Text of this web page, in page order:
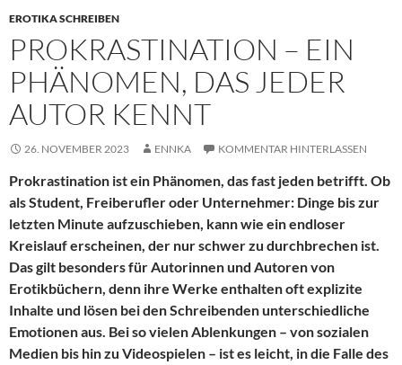
EROTIKA SCHREIBEN
PROKRASTINATION – EIN
PHÄNOMEN, DAS JEDER
AUTOR KENNT
26. NOVEMBER 2023 ENNKA KOMMENTAR HINTERLASSEN
Prokrastination ist ein Phänomen, das fast jeden betrifft. Ob
als Student, Freiberufler oder Unternehmer: Dinge bis zur
letzten Minute aufzuschieben, kann wie ein endloser
Kreislauf erscheinen, der nur schwer zu durchbrechen ist.
Das gilt besonders für Autorinnen und Autoren von
Erotikbüchern, denn ihre Werke enthalten oft explizite
Inhalte und lösen bei den Schreibenden unterschiedliche
Emotionen aus. Bei so vielen Ablenkungen – von sozialen
Medien bis hin zu Videospielen – ist es leicht, in die Falle des